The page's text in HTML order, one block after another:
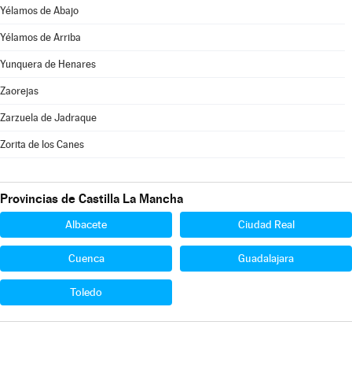
Yélamos de Abajo
Yélamos de Arriba
Yunquera de Henares
Zaorejas
Zarzuela de Jadraque
Zorita de los Canes
Provincias de Castilla La Mancha
Albacete Ciudad Real
Cuenca Guadalajara
Toledo